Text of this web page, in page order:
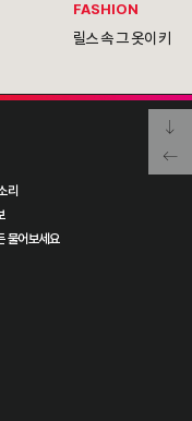
FASHION
릴스 속 그 옷이 키즈
리
물어보세요